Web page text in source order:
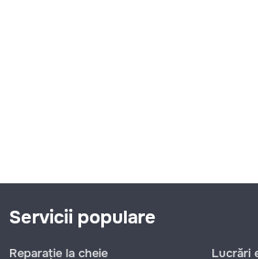
Servicii populare
Reparație la cheie
Lucrări